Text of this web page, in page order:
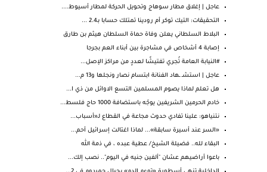
عاجل | إغلاق مطار سوهاج وتحويل الحركة لمطار أسيوط....
التحقيقات: التيك توكر أم رودينا تمتلك حسابا بـ2.4 ...
البلاط السلطاني يعلن وفاة حماة السلطان هيثم بن طارق
إصابة 4 أشخاص في مشاجرة بين أبناء العم بجرجا
#النيابة العامة تُجري تفتيشًا لعددٍ من مراكز الإصل...
عاجل | استشـ ـهاد الفنانة ابتسام نصار ونجلها و13 م...
هل تعلم لماذا يصوم المسلمين التسع الاوائل من ذي ا...
خادم الحرمين الشريفين يوجّه باستضافة 1000 حاج فلسط...
نتنياهو: علينا تفادي حدوث مجاعة في القطاع لـ«أسباب...
«السر عند أسيرة سابقة»... لماذا اغتالت إسرائيل أحم...
البقاء لله.. فضيلة الشيخ/ عطية عبده ، في ذمة الله
باعوا أراضيهم عشان "ألفين جنيه في اليوم".. نصب إلك...